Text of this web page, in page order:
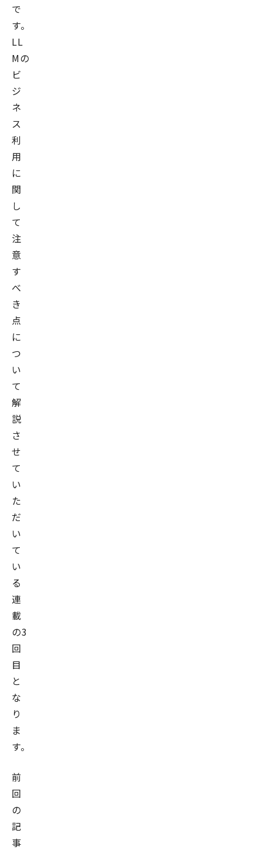
で
す。
LL
Mの
ビ
ジ
ネ
ス
利
用
に
関
し
て
注
意
す
べ
き
点
に
つ
い
て
解
説
さ
せ
て
い
た
だ
い
て
い
る
連
載
の3
回
目
と
な
り
ま
す。
前
回
の
記
事